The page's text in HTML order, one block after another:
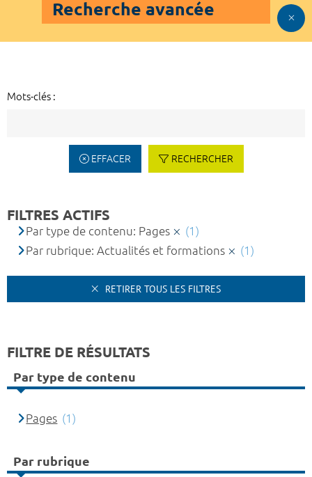
Recherche avancée
Mots-clés :
EFFACER RECHERCHER
FILTRES ACTIFS
Par type de contenu: Pages
(1)
Par rubrique: Actualités et formations
(1)
RETIRER TOUS LES FILTRES
FILTRE DE RÉSULTATS
Par type de contenu
Pages (1)
Par rubrique